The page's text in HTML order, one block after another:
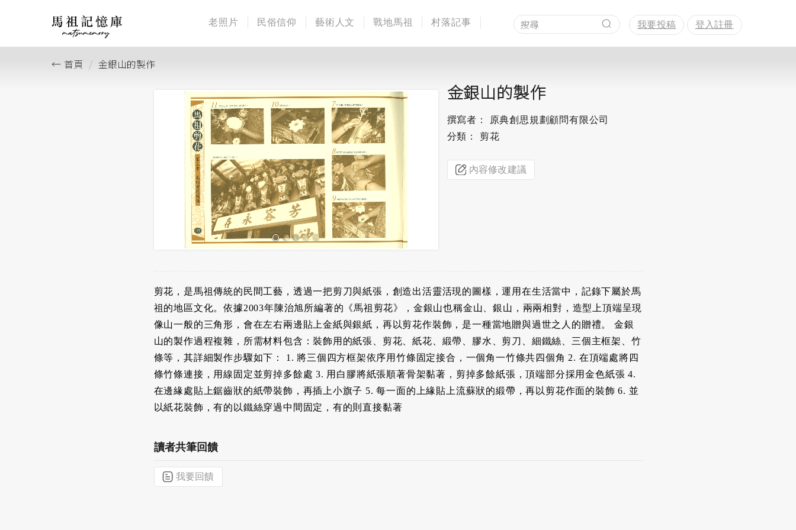
老照片 民俗信仰 藝術人文 戰地馬祖 村落記事 我要投稿 登入註冊
首頁 金銀山的製作
金銀山的製作
撰寫者： 原典創思規劃顧問有限公司
分類： 剪花
內容修改建議
剪花，是馬祖傳統的民間工藝，透過一把剪刀與紙張，創造出活靈活現的圖樣，運用在生活當中，記錄下屬於馬
祖的地區文化。依據2003年陳治旭所編著的《馬祖剪花》，金銀山也稱金山、銀山，兩兩相對，造型上頂端呈現
像山一般的三角形，會在左右兩邊貼上金紙與銀紙，再以剪花作裝飾，是一種當地贈與過世之人的贈禮。 金銀
山的製作過程複雜，所需材料包含：裝飾用的紙張、剪花、紙花、緞帶、膠水、剪刀、細鐵絲、三個主框架、竹
條等，其詳細製作步驟如下： 1. 將三個四方框架依序用竹條固定接合，一個角一竹條共四個角 2. 在頂端處將四
條竹條連接，用線固定並剪掉多餘處 3. 用白膠將紙張順著骨架黏著，剪掉多餘紙張，頂端部分採用金色紙張 4.
在邊緣處貼上鋸齒狀的紙帶裝飾，再插上小旗子 5. 每一面的上緣貼上流蘇狀的緞帶，再以剪花作面的裝飾 6. 並
以紙花裝飾，有的以鐵絲穿過中間固定，有的則直接黏著
讀者共筆回饋
我要回饋